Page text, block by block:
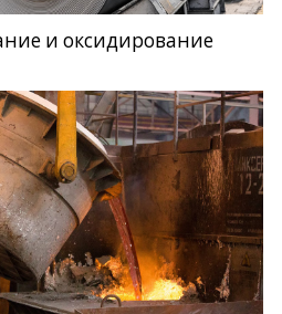
и оксидирование